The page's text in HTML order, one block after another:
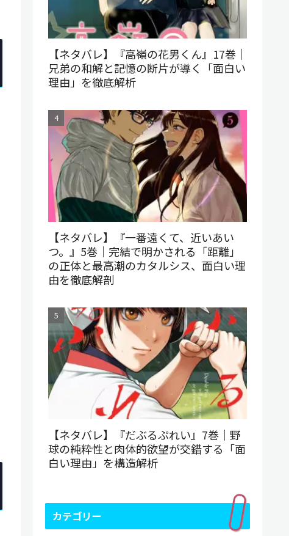
【ネタバレ】『高嶺の花男くん』17巻｜
兄弟の和解と記憶の断片が導く「面白い
理由」を徹底解析
【ネタバレ】『一番遠くて、近いあい
つ。』5巻｜完結で明かされる「距離」
の正体と最高潮のカタルシス、面白い理
由を徹底解剖
【ネタバレ】『だぶるぷれい』7巻｜野
球の純粋性と肉体的欲望が交錯する「面
白い理由」を構造解析
カテゴリー